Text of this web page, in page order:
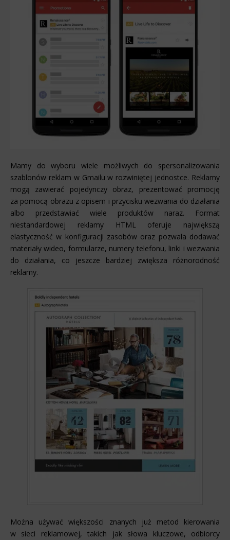
Mamy do wyboru wiele możliwych do spersonalizowania
szablonów reklam w Gmailu w rozwiniętej jednostce. Reklamy
mogą zawierać pojedynczy obraz, prezentować promocję
za pomocą obrazu z opisem i przycisku wezwania do działania
albo przedstawiać wiele produktów naraz. Format
niestandardowej reklamy HTML oferuje największą
elastyczność w konfiguracji zasobów oraz pozwala dodawać
materiały wideo, formularze, numery telefonu, linki i wezwania
do działania, co jeszcze bardziej zwiększa różnorodność
reklamy.
Można używać większości znanych już metod kierowania
w sieci reklamowej, takich jak słowa kluczowe, odbiorcy